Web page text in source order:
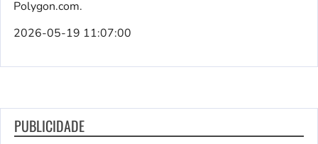
Polygon.com.
2026-05-19 11:07:00
PUBLICIDADE